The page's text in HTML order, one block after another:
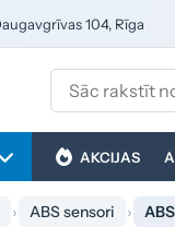
104, Rīga
AKCIJAS
ABS sensori